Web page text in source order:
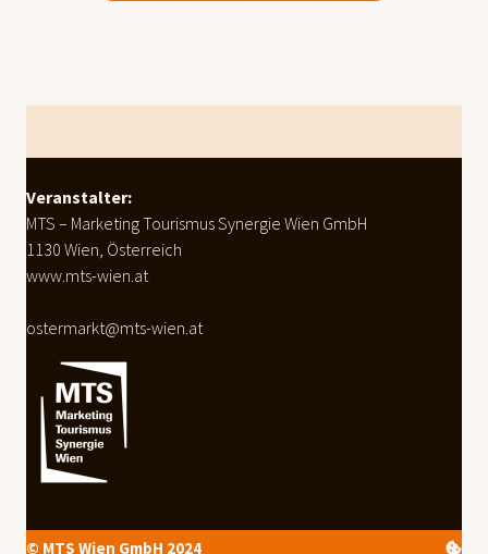
weiterlesen
Veranstalter:
MTS – Marketing Tourismus Synergie Wien GmbH
1130 Wien, Österreich
www.mts-wien.at
ostermarkt@mts-wien.at
© MTS Wien GmbH 2024